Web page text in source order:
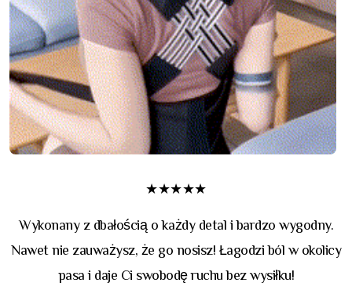
★★★★★
Wykonany z dbałością o każdy detal i bardzo wygodny.
Nawet nie zauważysz, że go nosisz! Łagodzi ból w okolicy
pasa i daje Ci swobodę ruchu bez wysiłku!